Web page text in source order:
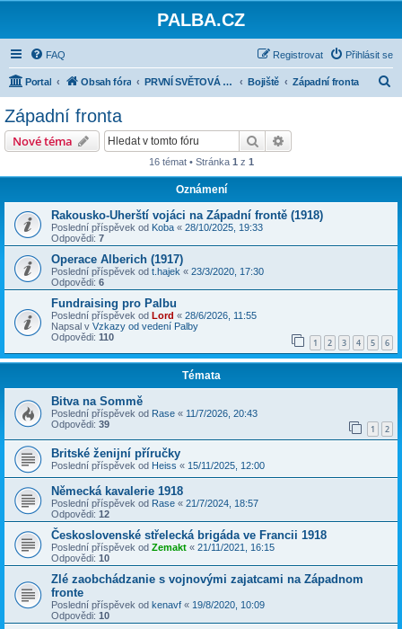
PALBA.CZ
FAQ Přihlásit se
Registrovat
Portal Obsah fóra PRVNÍ SVĚTOVÁ VÁLKA Bojiště Západní fronta
Západní fronta
Nové téma Hledat
16 témat • Stránka 1 z 1
Oznámení
Rakousko-Uherští vojáci na Západní frontě (1918)
Poslední příspěvek od Koba « 28/10/2025, 19:33
Odpovědi: 7
Operace Alberich (1917)
Poslední příspěvek od t.hajek « 23/3/2020, 17:30
Odpovědi: 6
Fundraising pro Palbu
Poslední příspěvek od Lord « 28/6/2026, 11:55
Napsal v Vzkazy od vedení Palby
Odpovědi: 110 1 2 3 4 5 6
Témata
Bitva na Sommě
Poslední příspěvek od Rase « 11/7/2026, 20:43
Odpovědi: 39 1 2
Britské ženijní příručky
Poslední příspěvek od Heiss « 15/11/2025, 12:00
Německá kavalerie 1918
Poslední příspěvek od Rase « 21/7/2024, 18:57
Odpovědi: 12
Československé střelecká brigáda ve Francii 1918
Poslední příspěvek od Zemakt « 21/11/2021, 16:15
Odpovědi: 10
Zlé zaobchádzanie s vojnovými zajatcami na Západnom
fronte
Poslední příspěvek od kenavf « 19/8/2020, 10:09
Odpovědi: 10